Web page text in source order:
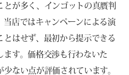
とが多く、インゴットの真贋判
当店ではキャンペーンによる演
とはせず、最初から提示できる
ます。価格交渉も行わないた
ない点が評価されています。